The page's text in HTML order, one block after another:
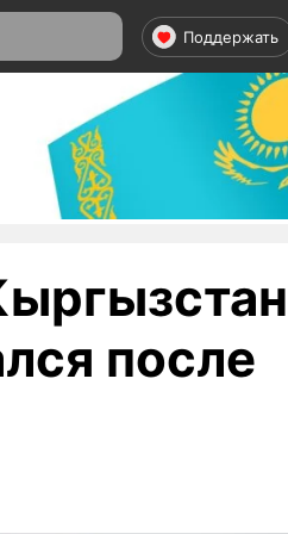
Поддержать
после